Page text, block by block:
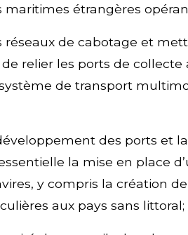
maritimes étrangères
réseaux de cabotage et
relier les ports de
de transport
des ports et
la mise en place
y compris la création
aux pays sans littoral;